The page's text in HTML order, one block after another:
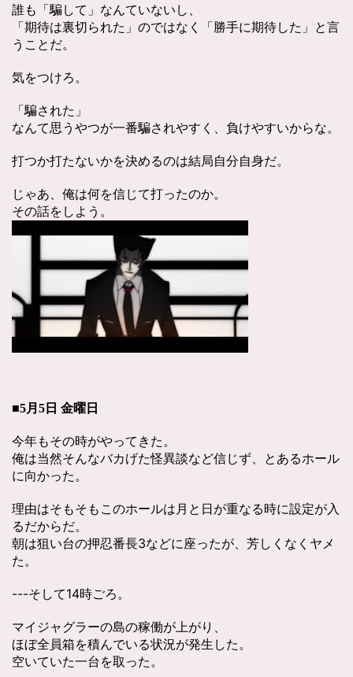
誰も「騙して」なんていないし、
「期待は裏切られた」のではなく「勝手に期待した」と言
うことだ。
気をつけろ。
「騙された」
なんて思うやつが一番騙されやすく、負けやすいからな。
打つか打たないかを決めるのは結局自分自身だ。
じゃあ、俺は何を信じて打ったのか。
その話をしよう。
■5月5日 金曜日
今年もその時がやってきた。
俺は当然そんなバカげた怪異談など信じず、とあるホール
に向かった。
理由はそもそもこのホールは月と日が重なる時に設定が入
るだからだ。
朝は狙い台の押忍番長3などに座ったが、芳しくなくヤメ
た。
---そして14時ごろ。
マイジャグラーの島の稼働が上がり、
ほぼ全員箱を積んでいる状況が発生した。
空いていた一台を取った。